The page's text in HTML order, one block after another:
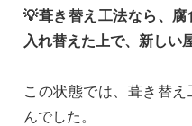
💡葺き替え工法なら、
入れ替えた上で、新しい
この状態では、葺き替
んでした。